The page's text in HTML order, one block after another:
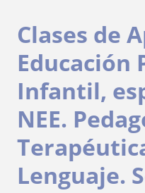
Clases de
Educación
Infantil,
NEE.
Lenguaje.